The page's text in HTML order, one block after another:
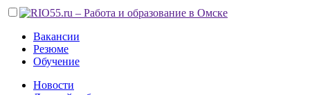
Вакансии
Резюме
Обучение
Новости